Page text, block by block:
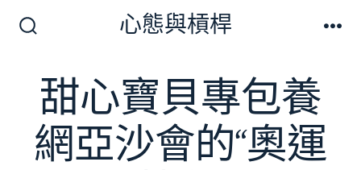
切
換
開
關
心態與槓桿
甜心寶貝專包養
網亞沙會的“奧運